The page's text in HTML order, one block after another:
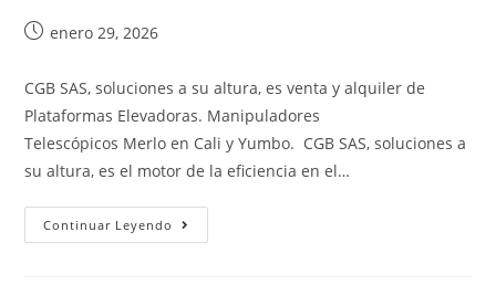
enero 29, 2026
CGB SAS, soluciones a su altura, es venta y alquiler de
Plataformas Elevadoras. Manipuladores
Telescópicos Merlo en Cali y Yumbo. CGB SAS, soluciones a
su altura, es el motor de la eficiencia en el…
Continuar Leyendo